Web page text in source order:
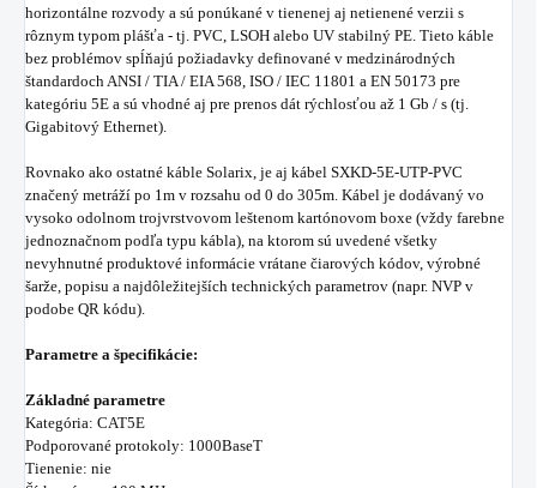
horizontálne rozvody a sú ponúkané v tienenej aj netienené verzii s
rôznym typom plášťa - tj. PVC, LSOH alebo UV stabilný PE. Tieto káble
bez problémov spĺňajú požiadavky definované v medzinárodných
štandardoch ANSI / TIA / EIA 568, ISO / IEC 11801 a EN 50173 pre
kategóriu 5E a sú vhodné aj pre prenos dát rýchlosťou až 1 Gb / s (tj.
Gigabitový Ethernet).
Rovnako ako ostatné káble Solarix, je aj kábel SXKD-5E-UTP-PVC
značený metráží po 1m v rozsahu od 0 do 305m. Kábel je dodávaný vo
vysoko odolnom trojvrstvovom leštenom kartónovom boxe (vždy farebne
jednoznačnom podľa typu kábla), na ktorom sú uvedené všetky
nevyhnutné produktové informácie vrátane čiarových kódov, výrobné
šarže, popisu a najdôležitejších technických parametrov (napr. NVP v
podobe QR kódu).
Parametre a špecifikácie:
Základné parametre
Kategória: CAT5E
Podporované protokoly: 1000BaseT
Tienenie: nie